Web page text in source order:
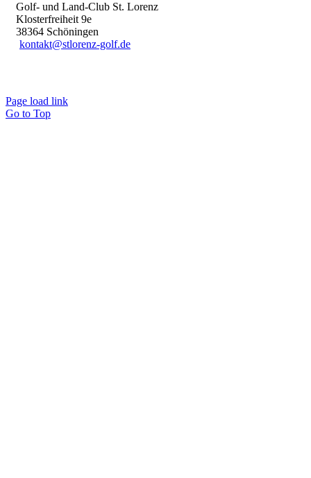
Golf- und Land-Club St. Lorenz
Klosterfreiheit 9e
38364 Schöningen
kontakt@stlorenz-golf.de
Page load link
Go to Top